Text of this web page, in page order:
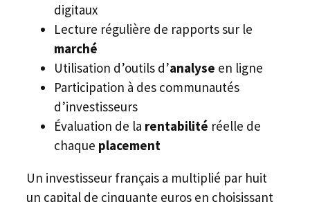
digitaux
Lecture régulière de rapports sur le
marché
Utilisation d’outils d’analyse en ligne
Participation à des communautés
d’investisseurs
Évaluation de la rentabilité réelle de
chaque placement
Un investisseur français a multiplié par huit
un capital de cinquante euros en choisissant